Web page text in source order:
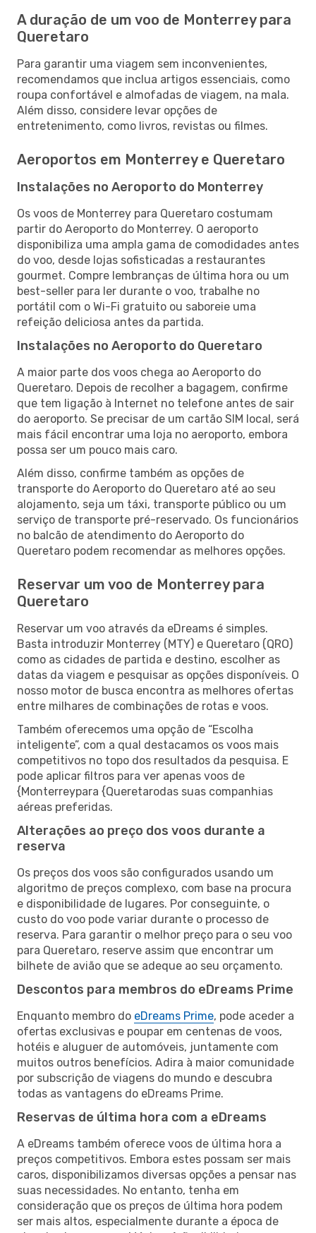
A duração de um voo de Monterrey para
Queretaro
Para garantir uma viagem sem inconvenientes,
recomendamos que inclua artigos essenciais, como
roupa confortável e almofadas de viagem, na mala.
Além disso, considere levar opções de
entretenimento, como livros, revistas ou filmes.
Aeroportos em Monterrey e Queretaro
Instalações no Aeroporto do Monterrey
Os voos de Monterrey para Queretaro costumam
partir do Aeroporto do Monterrey. O aeroporto
disponibiliza uma ampla gama de comodidades antes
do voo, desde lojas sofisticadas a restaurantes
gourmet. Compre lembranças de última hora ou um
best-seller para ler durante o voo, trabalhe no
portátil com o Wi-Fi gratuito ou saboreie uma
refeição deliciosa antes da partida.
Instalações no Aeroporto do Queretaro
A maior parte dos voos chega ao Aeroporto do
Queretaro. Depois de recolher a bagagem, confirme
que tem ligação à Internet no telefone antes de sair
do aeroporto. Se precisar de um cartão SIM local, será
mais fácil encontrar uma loja no aeroporto, embora
possa ser um pouco mais caro.
Além disso, confirme também as opções de
transporte do Aeroporto do Queretaro até ao seu
alojamento, seja um táxi, transporte público ou um
serviço de transporte pré-reservado. Os funcionários
no balcão de atendimento do Aeroporto do
Queretaro podem recomendar as melhores opções.
Reservar um voo de Monterrey para
Queretaro
Reservar um voo através da eDreams é simples.
Basta introduzir Monterrey (MTY) e Queretaro (QRO)
como as cidades de partida e destino, escolher as
datas da viagem e pesquisar as opções disponíveis. O
nosso motor de busca encontra as melhores ofertas
entre milhares de combinações de rotas e voos.
Também oferecemos uma opção de “Escolha
inteligente”, com a qual destacamos os voos mais
competitivos no topo dos resultados da pesquisa. E
pode aplicar filtros para ver apenas voos de
{Monterreypara {Queretarodas suas companhias
aéreas preferidas.
Alterações ao preço dos voos durante a
reserva
Os preços dos voos são configurados usando um
algoritmo de preços complexo, com base na procura
e disponibilidade de lugares. Por conseguinte, o
custo do voo pode variar durante o processo de
reserva. Para garantir o melhor preço para o seu voo
para Queretaro, reserve assim que encontrar um
bilhete de avião que se adeque ao seu orçamento.
Descontos para membros do eDreams Prime
Enquanto membro do eDreams Prime, pode aceder a
ofertas exclusivas e poupar em centenas de voos,
hotéis e aluguer de automóveis, juntamente com
muitos outros benefícios. Adira à maior comunidade
por subscrição de viagens do mundo e descubra
todas as vantagens do eDreams Prime.
Reservas de última hora com a eDreams
A eDreams também oferece voos de última hora a
preços competitivos. Embora estes possam ser mais
caros, disponibilizamos diversas opções a pensar nas
suas necessidades. No entanto, tenha em
consideração que os preços de última hora podem
ser mais altos, especialmente durante a época de